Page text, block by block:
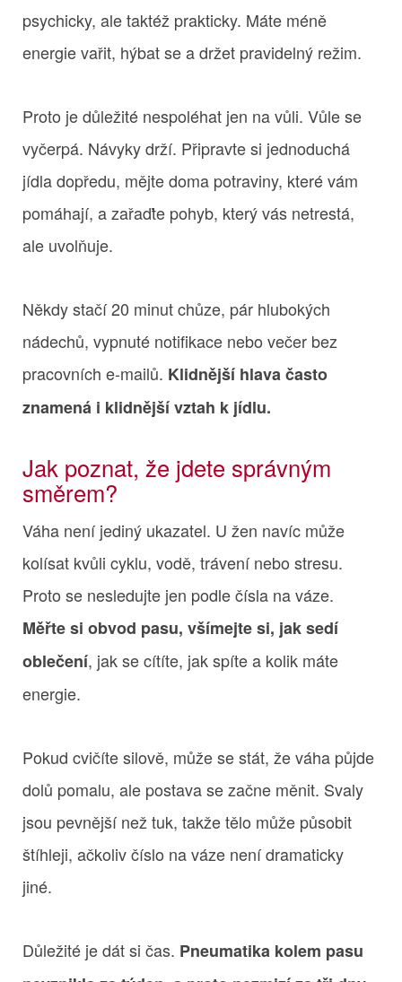
psychicky, ale taktéž prakticky. Máte méně
energie vařit, hýbat se a držet pravidelný režim.
Proto je důležité nespoléhat jen na vůli. Vůle se
vyčerpá. Návyky drží. Připravte si jednoduchá
jídla dopředu, mějte doma potraviny, které vám
pomáhají, a zařaďte pohyb, který vás netrestá,
ale uvolňuje.
Někdy stačí 20 minut chůze, pár hlubokých
nádechů, vypnuté notifikace nebo večer bez
pracovních e-mailů. Klidnější hlava často
znamená i klidnější vztah k jídlu.
Jak poznat, že jdete správným
směrem?
Váha není jediný ukazatel. U žen navíc může
kolísat kvůli cyklu, vodě, trávení nebo stresu.
Proto se nesledujte jen podle čísla na váze.
Měřte si obvod pasu, všímejte si, jak sedí
oblečení, jak se cítíte, jak spíte a kolik máte
energie.
Pokud cvičíte silově, může se stát, že váha půjde
dolů pomalu, ale postava se začne měnit. Svaly
jsou pevnější než tuk, takže tělo může působit
štíhleji, ačkoliv číslo na váze není dramaticky
jiné.
Důležité je dát si čas. Pneumatika kolem pasu